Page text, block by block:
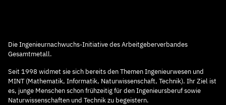
Die Ingenieurnachwuchs-Initiative des Arbeitgeberverbandes
Gesamtmetall.
Seit 1998 widmet sie sich bereits den Themen Ingenieurwesen und
MINT (Mathematik, Informatik, Naturwissenschaft, Technik). Ihr Ziel ist
es, junge Menschen schon frühzeitig für den Ingenieursberuf sowie
Naturwissenschaften und Technik zu begeistern.